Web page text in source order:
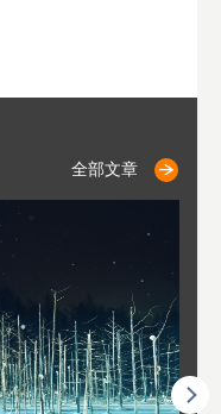
全部文章
全部文章
全部文章
全部文章
全部文章